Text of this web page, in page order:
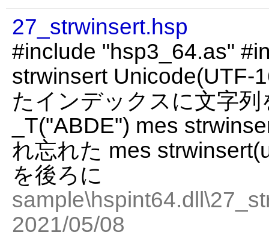
27_strwinsert.hsp
#include "hsp3_64.as"
strwinsert Unicode(UTF-
たインデックスに文字列
_T("ABDE") mes
れ忘れた mes
を後ろに
2021/05/08